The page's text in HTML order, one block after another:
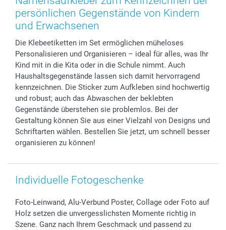
Foto-Kalender & Agenden
Sticker & Etiketten
Impressum
Presse
Investor Relations
B2B smartbusiness
Widerrufsrecht
Vatertag
Kommunion & Konfirmation
Geburtstag
Geburt
Zu allen Anlässen
Lieferfristen
48h Lieferung
Anmelden /Registrieren
Sitemap
Status der Bestellung
smartfriends
smartgarantie
smartbonus
persönlichen Gegenstände von Kindern
und Erwachsenen
Die Klebeetiketten im Set ermöglichen müheloses
Personalisieren und Organisieren – ideal für alles, was Ihr
Kind mit in die Kita oder in die Schule nimmt. Auch
Haushaltsgegenstände lassen sich damit hervorragend
kennzeichnen. Die Sticker zum Aufkleben sind hochwertig
und robust; auch das Abwaschen der beklebten
Gegenstände überstehen sie problemlos. Bei der
Gestaltung können Sie aus einer Vielzahl von Designs und
Schriftarten wählen. Bestellen Sie jetzt, um schnell besser
organisieren zu können!
Individuelle Fotogeschenke
Foto-Leinwand, Alu-Verbund Poster, Collage oder Foto auf
Holz setzen die unvergesslichsten Momente richtig in
Szene. Ganz nach Ihrem Geschmack und passend zu